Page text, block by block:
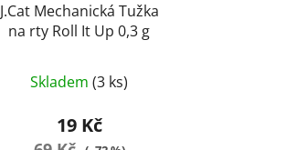
J.Cat Mechanická Tužka
na rty Roll It Up 0,3 g
hodnocení
produktu
Skladem (3 ks)
19 Kč